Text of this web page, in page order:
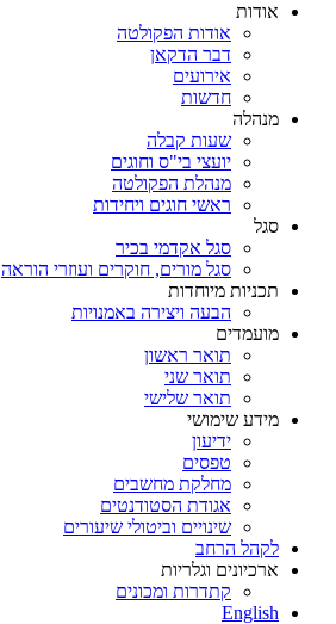
אודות
אודות הפקולטה
דבר הדקאן
אירועים
חדשות
מנהלה
שעות קבלה
יועצי בי"ס וחוגים
מנהלת הפקולטה
ראשי חוגים ויחידות
סגל
סגל אקדמי בכיר
סגל מורים, חוקרים ועוזרי הוראה
תכניות מיוחדות
הבעה ויצירה באמנויות
מועמדים
תואר ראשון
תואר שני
תואר שלישי
מידע שימושי
ידיעון
טפסים
מחלקת מחשבים
אגודת הסטודנטים
שינויים וביטולי שיעורים
לקהל הרחב
ארכיונים וגלריות
קתדרות ומכונים
English